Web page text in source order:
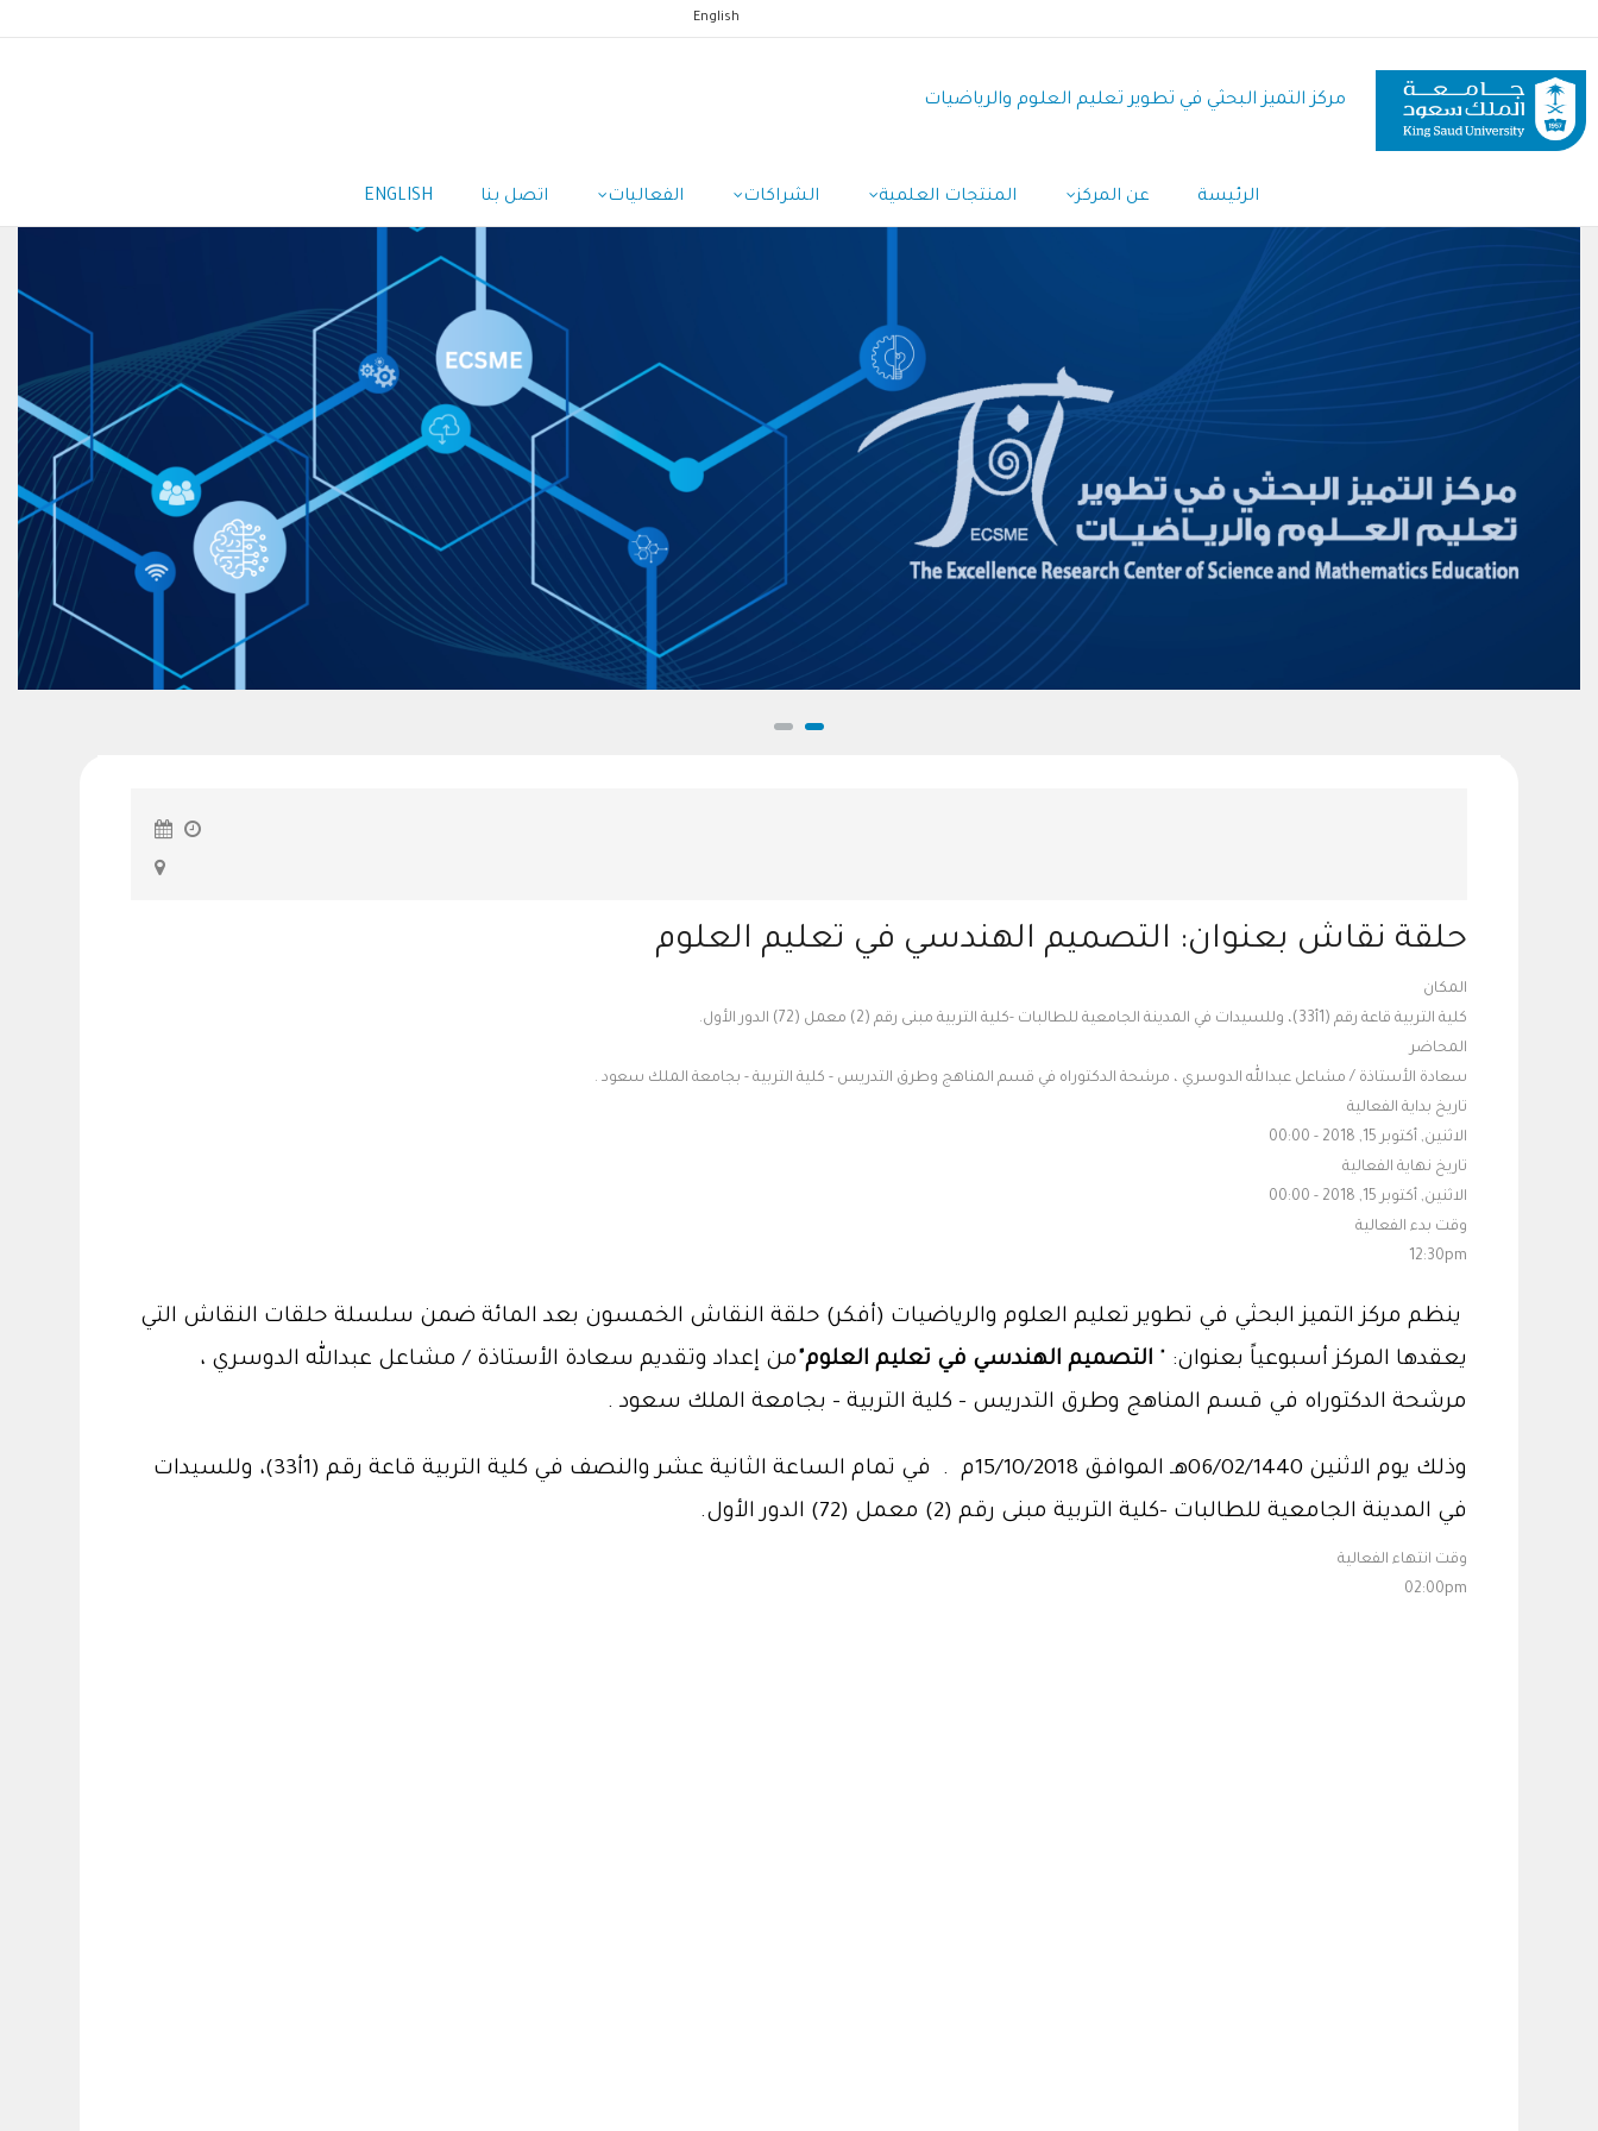
المحتوى
الرئيسي
English
مركز التميز البحثي في تطوير تعليم العلوم والرياضيات
الرئيسة عن المركز المنتجات العلمية الشراكات الفعاليات اتصل بنا ENGLISH
حلقة نقاش بعنوان: التصميم الهندسي في تعليم العلوم
المكان
كلية التربية قاعة رقم (1أ33)، وللسيدات في المدينة الجامعية للطالبات -كلية التربية مبنى رقم (2) معمل (72) الدور الأول.
المحاضر
سعادة الأستاذة / مشاعل عبدالله الدوسري ، مرشحة الدكتوراه في قسم المناهج وطرق التدريس - كلية التربية - بجامعة الملك سعود .
تاريخ بداية الفعالية
الاثنين, أكتوبر 15, 2018 - 00:00
تاريخ نهاية الفعالية
الاثنين, أكتوبر 15, 2018 - 00:00
وقت بدء الفعالية
12:30pm
ينظم مركز التميز البحثي في تطوير تعليم العلوم والرياضيات (أفكر) حلقة النقاش الخمسون بعد المائة ضمن سلسلة حلقات النقاش التي
يعقدها المركز أسبوعياً بعنوان: " التصميم الهندسي في تعليم العلوم"من إعداد وتقديم سعادة الأستاذة / مشاعل عبدالله الدوسري ،
مرشحة الدكتوراه في قسم المناهج وطرق التدريس - كلية التربية - بجامعة الملك سعود .
وذلك يوم الاثنين 06/02/1440هـ الموافق 15/10/2018م . في تمام الساعة الثانية عشر والنصف في كلية التربية قاعة رقم (1أ33)، وللسيدات
في المدينة الجامعية للطالبات -كلية التربية مبنى رقم (2) معمل (72) الدور الأول.
وقت انتهاء الفعالية
02:00pm